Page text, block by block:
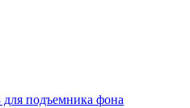
подъемника фона